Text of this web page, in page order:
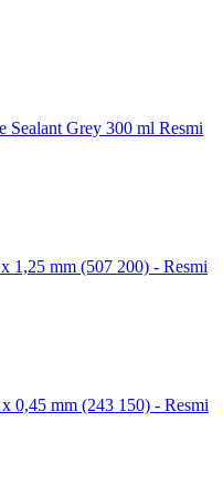
Sealant Grey 300 ml Resmi
1,25 mm (507 200) - Resmi
0,45 mm (243 150) - Resmi